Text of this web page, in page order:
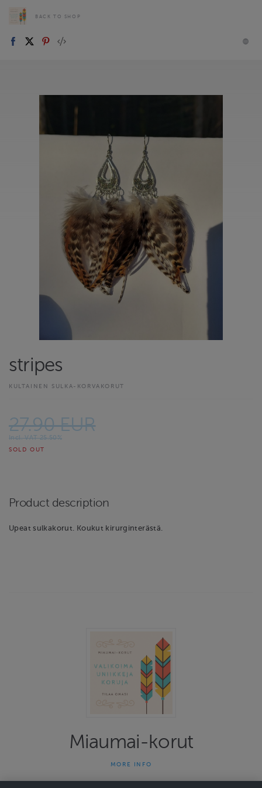
BACK TO SHOP
stripes
KULTAINEN SULKA-KORVAKORUT
27.90 EUR
Incl. VAT 25.50%
SOLD OUT
Product description
Upeat sulkakorut. Koukut kirurginterästä.
Miaumai-korut
koruja jo 13 vuotta. Kauniit ja persoonalliset korut herättävät
MORE INFO